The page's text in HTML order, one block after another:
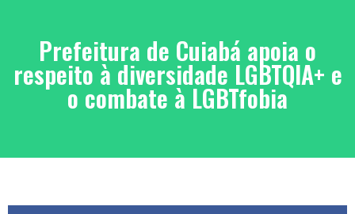
Prefeitura de Cuiabá apoia o
respeito à diversidade LGBTQIA+ e
o combate à LGBTfobia